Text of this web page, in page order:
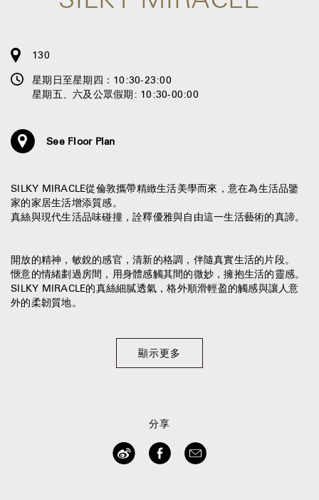
130
星期日至星期四：10:30-23:00
星期五、六及公眾假期: 10:30-00:00
See Floor Plan
SILKY MIRACLE從倫敦攜帶精緻生活美學而來，意在為生活品鑒
家的家居生活增添質感。
真絲與現代生活品味碰撞，詮釋優雅與自由這一生活藝術的真諦。
開放的精神，敏銳的感官，清新的格調，伴隨真實生活的片段。
愜意的情緒劃過房間，用身體感觸其間的微妙，擁抱生活的靈感。
SILKY MIRACLE的真絲細膩透氣，格外順滑輕盈的觸感與讓人意
外的柔韌質地。
顯示更多
分享